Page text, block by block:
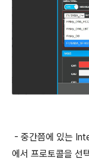
- 중간쯤에 있는
에서 프로토콜을 선